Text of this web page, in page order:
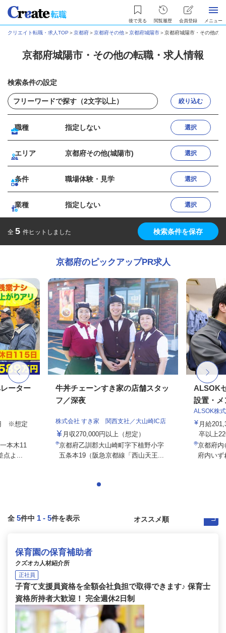
後で見る 閲覧履歴 会員登録 メニュー
クリエイト転職・求人TOP ＞京都府＞京都府その他＞京都府城陽市＞京都府城陽市・その他の
京都府城陽市・その他の転職・求人情報
検索条件の設定
絞り込む
職種 指定しない 選択
エリア 京都府その他(城陽市) 選択
条件 職場体験・見学 選択
業種 指定しない 選択
全 5 件ヒットしました 検索条件を保存
京都府のピックアップPR求人
ーター
※想定
本木11
よ...
牛丼チェーンすき家の店舗スタッ
フ／深夜
株式会社 すき家 関西支社／大山崎IC店
月収270,000円以上（想定）
京都府乙訓郡大山崎町字下植野小字
五条本19（阪急京都線「西山天王...
ALSOK
設置・メ
ALSOK株
月給
卒以上
京都府
府内いず
全 5件中 1 - 5件を表示
保育園の保育補助者
クズオカ人材紹介所
正社員
子育て支援員資格を全額会社負担で取得できます♪ 保育士
資格所持者大歓迎！ 完全週休2日制